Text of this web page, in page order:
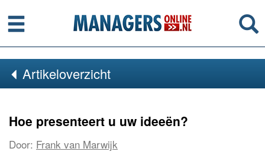
Menu
Artikeloverzicht
Hoe presenteert u uw ideeën?
Door: Frank van Marwijk